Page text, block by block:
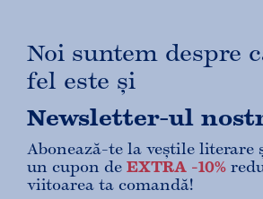
Noi suntem despre
fel este și
Newsletter-ul
Abonează-te la veștile literare
un cupon de EXTRA -10%
viitoarea ta comandă!